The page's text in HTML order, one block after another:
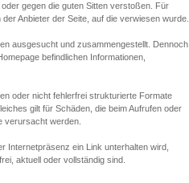
gegen die guten Sitten verstoßen. Für
Anbieter der Seite, auf die verwiesen wurde.
ausgesucht und zusammengestellt. Dennoch
befindlichen Informationen,
oder nicht fehlerfrei strukturierte Formate
gilt für Schäden, die beim Aufrufen oder
verursacht werden.
Internetpräsenz ein Link unterhalten wird,
aktuell oder vollständig sind.